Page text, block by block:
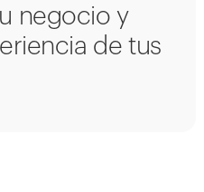
negocio y
de tus